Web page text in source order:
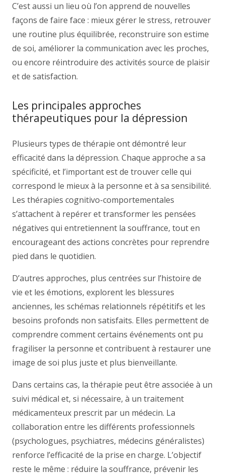
C’est aussi un lieu où l’on apprend de nouvelles
façons de faire face : mieux gérer le stress, retrouver
une routine plus équilibrée, reconstruire son estime
de soi, améliorer la communication avec les proches,
ou encore réintroduire des activités source de plaisir
et de satisfaction.
Les principales approches
thérapeutiques pour la dépression
Plusieurs types de thérapie ont démontré leur
efficacité dans la dépression. Chaque approche a sa
spécificité, et l’important est de trouver celle qui
correspond le mieux à la personne et à sa sensibilité.
Les thérapies cognitivo-comportementales
s’attachent à repérer et transformer les pensées
négatives qui entretiennent la souffrance, tout en
encourageant des actions concrètes pour reprendre
pied dans le quotidien.
D’autres approches, plus centrées sur l’histoire de
vie et les émotions, explorent les blessures
anciennes, les schémas relationnels répétitifs et les
besoins profonds non satisfaits. Elles permettent de
comprendre comment certains événements ont pu
fragiliser la personne et contribuent à restaurer une
image de soi plus juste et plus bienveillante.
Dans certains cas, la thérapie peut être associée à un
suivi médical et, si nécessaire, à un traitement
médicamenteux prescrit par un médecin. La
collaboration entre les différents professionnels
(psychologues, psychiatres, médecins généralistes)
renforce l’efficacité de la prise en charge. L’objectif
reste le même : réduire la souffrance, prévenir les